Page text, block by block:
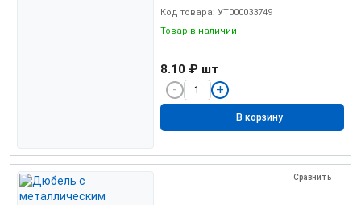
Код товара: УТ000033749
Товар в наличии
8.10 ₽ шт
В корзину
Сравнить